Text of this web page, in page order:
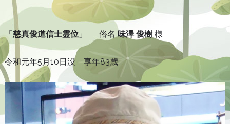
「慈真俊道信士霊位」 俗名味澤 俊樹 様
令和元年5月10日没 享年83歳